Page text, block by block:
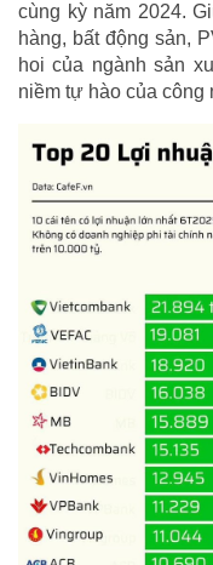
cùng kỳ năm 2024.
hàng, bất động sản,
hoi của ngành sản
niềm tự hào của công